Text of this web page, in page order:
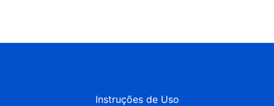
Instruções de Uso